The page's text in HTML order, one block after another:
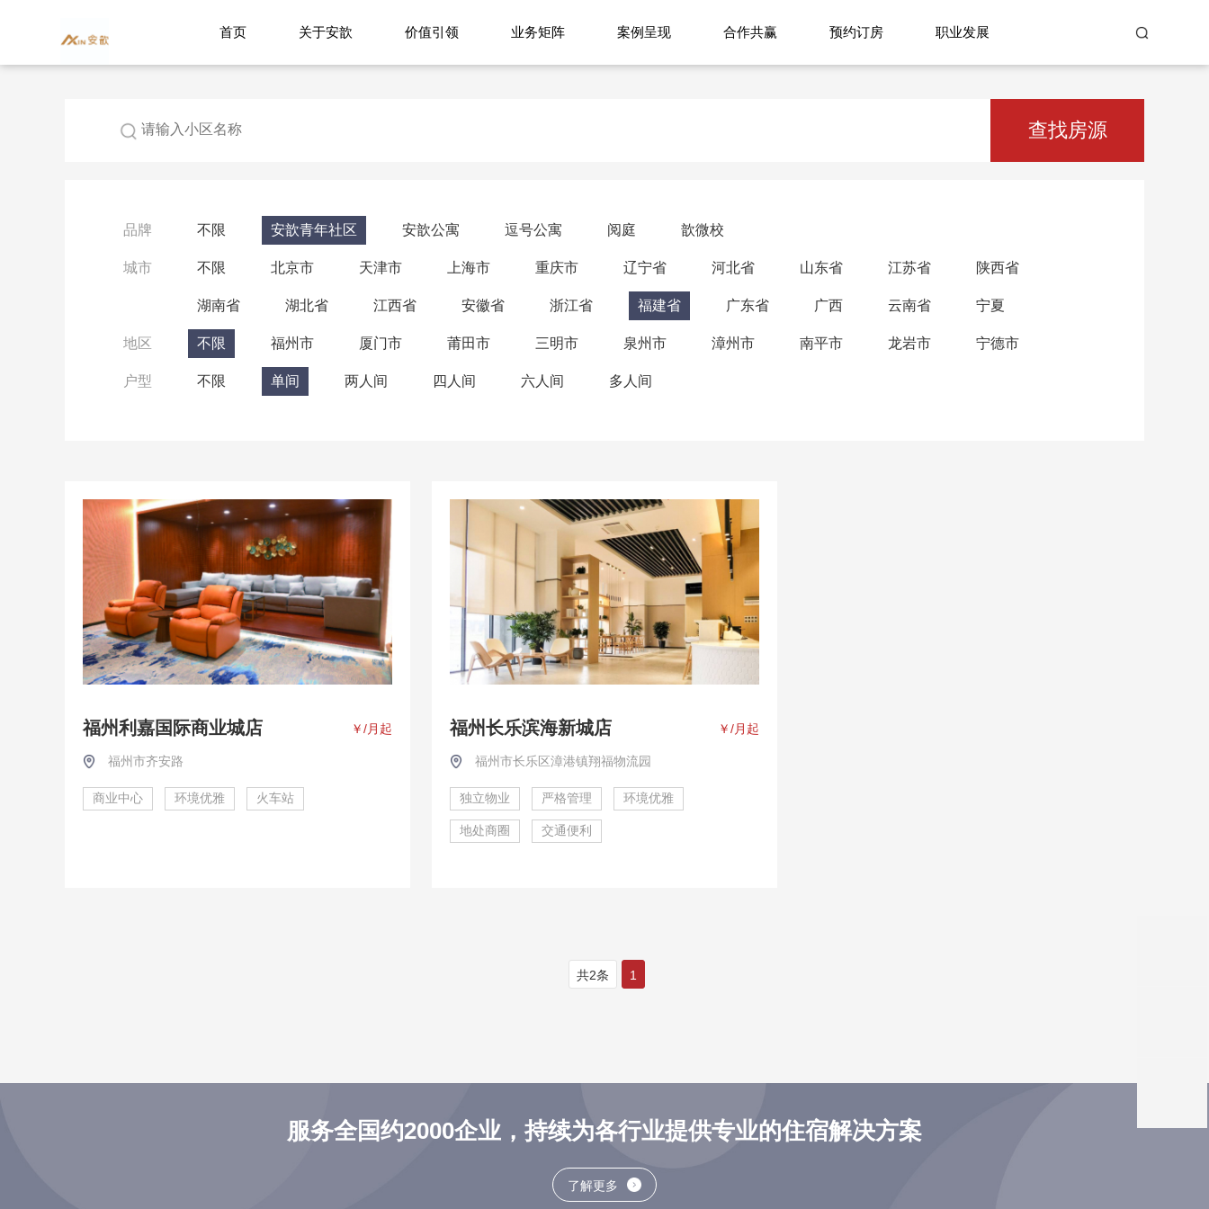
首页 关于安歆 价值引领 业务矩阵 案例呈现 合作共赢 预约订房 职业发展
查找房源
品牌 不限 安歆青年社区 安歆公寓 逗号公寓 阅庭 歆微校
城市 不限 北京市 天津市 上海市 重庆市 辽宁省 河北省 山东省 江苏省 陕西省
湖南省 湖北省 江西省 安徽省 浙江省 福建省 广东省 广西 云南省 宁夏
地区 不限 福州市 厦门市 莆田市 三明市 泉州市 漳州市 南平市 龙岩市 宁德市
户型 不限 单间 两人间 四人间 六人间 多人间
福州利嘉国际商业城店 ￥/月起
福州市齐安路
商业中心 环境优雅 火车站
福州长乐滨海新城店 ￥/月起
福州市长乐区漳港镇翔福物流园
独立物业 严格管理 环境优雅
地处商圈 交通便利
共2条 1
服务全国约2000企业，持续为各行业提供专业的住宿解决方案
了解更多